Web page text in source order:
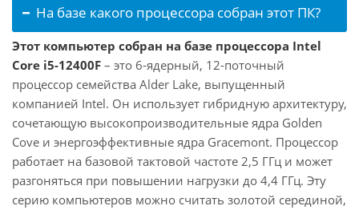
На базе какого процессора собран этот ПК?
Этот компьютер собран на базе процессора Intel
Core i5-12400F – это 6-ядерный, 12-поточный
процессор семейства Alder Lake, выпущенный
компанией Intel. Он использует гибридную архитектуру,
сочетающую высокопроизводительные ядра Golden
Cove и энергоэффективные ядра Gracemont. Процессор
работает на базовой тактовой частоте 2,5 ГГц и может
разгоняться при повышении нагрузки до 4,4 ГГц. Эту
серию компьютеров можно считать золотой серединой,